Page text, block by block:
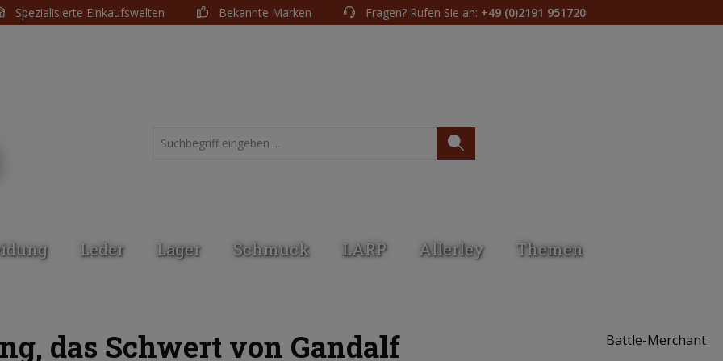
Spezialisierte Einkaufswelten Bekannte Marken Fragen? Rufen Sie an: +49 (0)2191 951720
Leder Lager Schmuck LARP Allerley Themen
das Schwert von Gandalf Battle-Merchant